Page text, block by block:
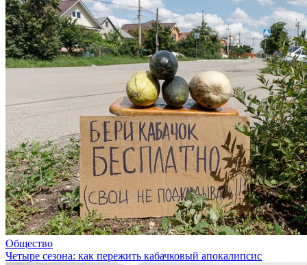
Общество
Четыре сезона: как пережить кабачковый апокалипсис